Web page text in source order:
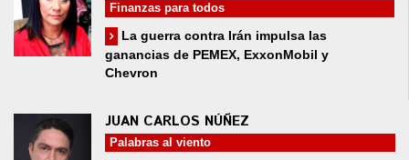
Finanzas para todos
La guerra contra Irán impulsa las
ganancias de PEMEX, ExxonMobil y
Chevron
JUAN CARLOS NÚÑEZ
Palabras al viento